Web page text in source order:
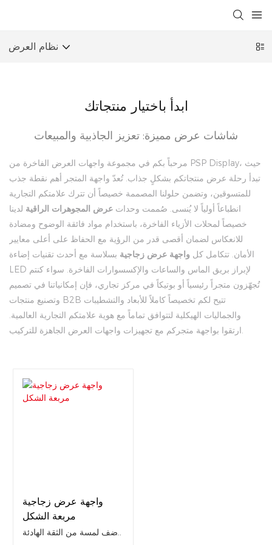
نظام العرض
ابدأ باختيار منتجاتك
شاشات عرض مميزة: تعزيز الجاذبية والمبيعات
مرحباً بكم في مجموعة واجهات العرض الفاخرة من PSP Display، حيث
تبدأ رحلة عرض منتجاتكم بشكلٍ جذاب. تُعدّ واجهة المتجر أهم نقطة جذب
للمتسوقين، وتضمن حلولنا المصممة خصيصاً أن تترك علامتكم التجارية
انطباعاً أولياً لا يُنسى. صُممت وحدات عرض المجوهرات الراقية لدينا
خصيصاً لمحلات الأزياء الفاخرة، باستخدام مواد فائقة الوضوح ومضادة
للانعكاس لضمان أقصى قدر من الرؤية مع الحفاظ على أعلى معايير
الأمان. تتكامل كل واجهة عرض زجاجية بسلاسة مع أحدث تقنيات إضاءة
LED لإبراز بريق الماس والساعات والإكسسوارات الفاخرة. سواء كنتم
تُجهّزون متجراً رئيسياً أو بوتيكاً في مركز تجاري، فإن إمكانياتنا في تصميم
وتصنيع منتجات B2B تتيح لكم تخصيصاً كاملاً للأبعاد والتشطيبات
والجماليات الهيكلية لتتوافق تماماً مع هوية علامتكم التجارية العالمية.
ارتقوا بواجهة متجركم مع تجهيزات واجهات العرض الجاهزة للتركيب.
واجهة عرض زجاجية
مربعة الشكل
أضف لمسة من الثقة الهادئة